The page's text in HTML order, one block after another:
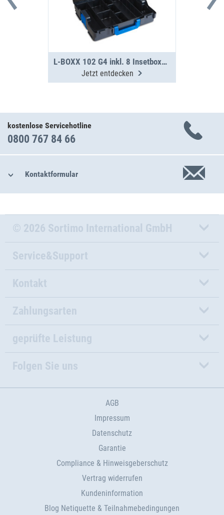
L-BOXX 102 G4 inkl. 8 Insetboxen H63
Jetzt entdecken
kostenlose Servicehotline
0800 767 84 66
Kontaktformular
© 2026 Sortimo International GmbH
Service&Support
Kontakt
Zahlungsarten
geprüfte Leistung
Folgen Sie uns
AGB
Impressum
Datenschutz
Garantie
Compliance & Hinweisgeberschutz
Vertrag widerrufen
Kundeninformation
Blog Netiquette & Teilnahmebedingungen